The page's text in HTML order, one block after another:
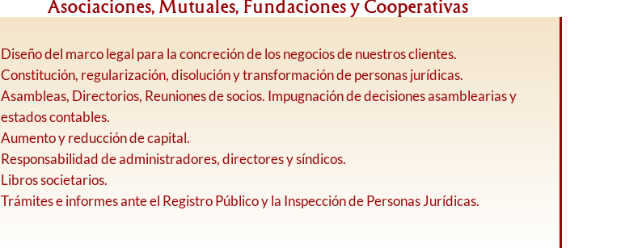
Asociaciones, Mutuales, Fundaciones y Cooperativas
Diseño del marco legal para la concreción de los negocios de nuestros clientes.
Constitución, regularización, disolución y transformación de personas jurídicas.
Asambleas, Directorios, Reuniones de socios. Impugnación de decisiones asamblearias y
estados contables.
Aumento y reducción de capital.
Responsabilidad de administradores, directores y síndicos.
Libros societarios.
Trámites e informes ante el Registro Público y la Inspección de Personas Jurídicas.